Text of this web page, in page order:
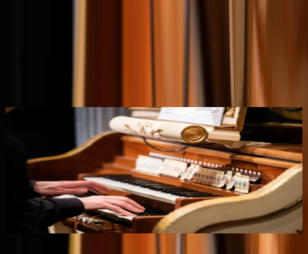
the applicant's musical practice artistically. In addition, the
outcome contributes to enriching the wider music field.
Music author development grant
The music author development grant is intended for music authors
who wish to invest in their professional artistic development. The
aim is for the grant to lead to new work that deepens or broadens
the applicant's musical practice artistically. In addition, the
outcome contributes to enriching the wider music field.